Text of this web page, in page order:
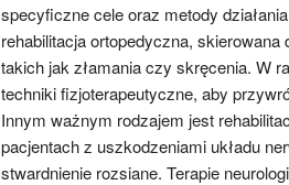
specyficzne cele oraz metody
rehabilitacja ortopedyczna,
takich jak złamania czy skręcenia. W
techniki fizjoterapeutyczne, aby
Innym ważnym rodzajem jest
pacjentach z uszkodzeniami układu
stwardnienie rozsiane. Terapie